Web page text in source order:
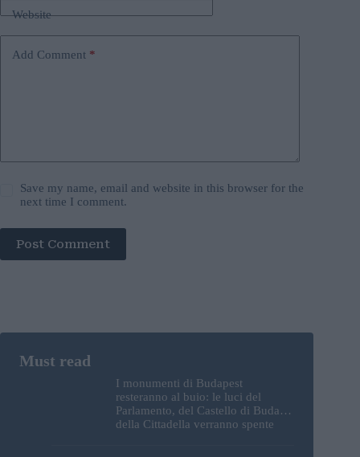
Website
Add Comment *
Save my name, email and website in this browser for the
next time I comment.
Post Comment
I monumenti di Budapest
resteranno al buio: le luci del
Parlamento, del Castello di Buda e
della Cittadella verranno spente